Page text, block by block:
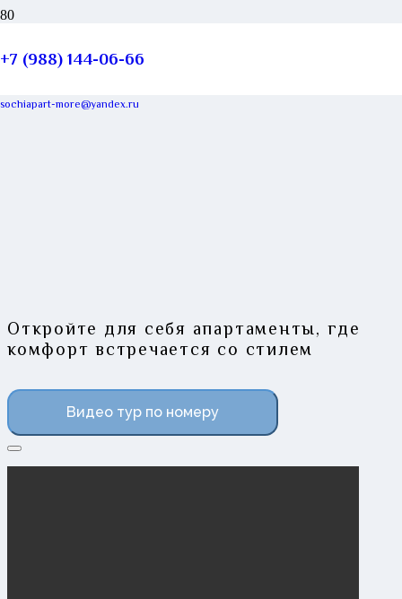
+7 (988) 144-06-66
sochiapart-more@yandex.ru
Откройте для себя апартаменты, где
комфорт встречается со стилем
Видео тур по номеру